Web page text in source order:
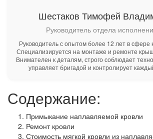
Шестаков Тимофей
Руководитель отдела
Руководитель с опытом более 12 лет в сфере
Специализируется на монтаже и ремонте
Внимателен к деталям, строго соблюдает
управляет бригадой и контролирует
Содержание:
Примыкание наплавляемой кровли
Ремонт кровли
Стоимость мягкой кровли из